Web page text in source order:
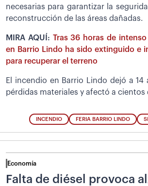
necesarias para garantizar la
reconstrucción de las áreas dañadas.
MIRA AQUÍ: Tras 36 horas de
en Barrio Lindo ha sido extinguido e
para recuperar el terreno
El incendio en Barrio Lindo dejó a 14
pérdidas materiales y afectó a cientos
INCENDIO FERIA BARRIO LINDO
Economía
Falta de diésel provoca